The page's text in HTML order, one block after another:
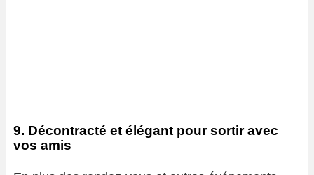
9. Décontracté et élégant pour sortir avec
vos amis